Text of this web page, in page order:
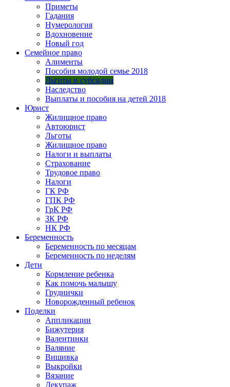
Приметы
Гадания
Нумерология
Вдохновение
Новый год
Семейное право
Алименты
Пособия молодой семье 2018
Льготы и субсидии
Наследство
Выплаты и пособия на детей 2018
Юрист
Жилищное право
Автоюрист
Льготы
Жилищное право
Налоги и выплаты
Страхование
Трудовое право
Налоги
ГК РФ
ГПК РФ
ГрК РФ
ЗК РФ
НК РФ
Беременность
Беременность по месяцам
Беременность по неделям
Дети
Кормление ребенка
Как помочь малышу
Груднички
Новорожденный ребенок
Поделки
Аппликации
Бижутерия
Валентинки
Валяние
Вишивка
Выкройки
Вязание
Декупаж